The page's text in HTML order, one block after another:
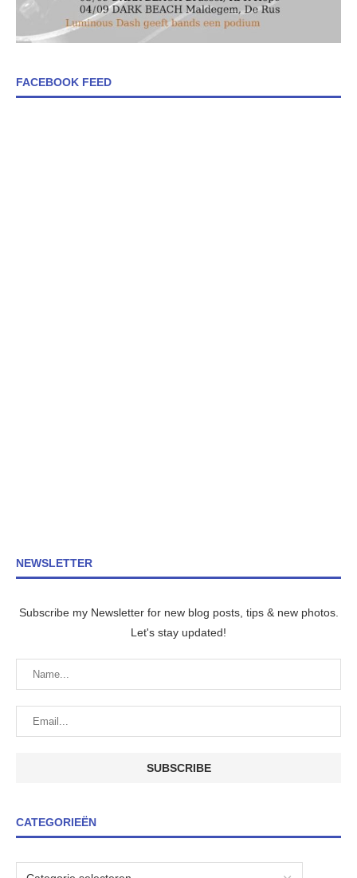
FACEBOOK FEED
NEWSLETTER
Subscribe my Newsletter for new blog posts, tips & new photos.
Let's stay updated!
CATEGORIEËN